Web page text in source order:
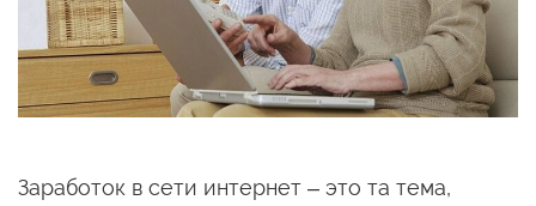
Заработок в сети интернет – это та тема,